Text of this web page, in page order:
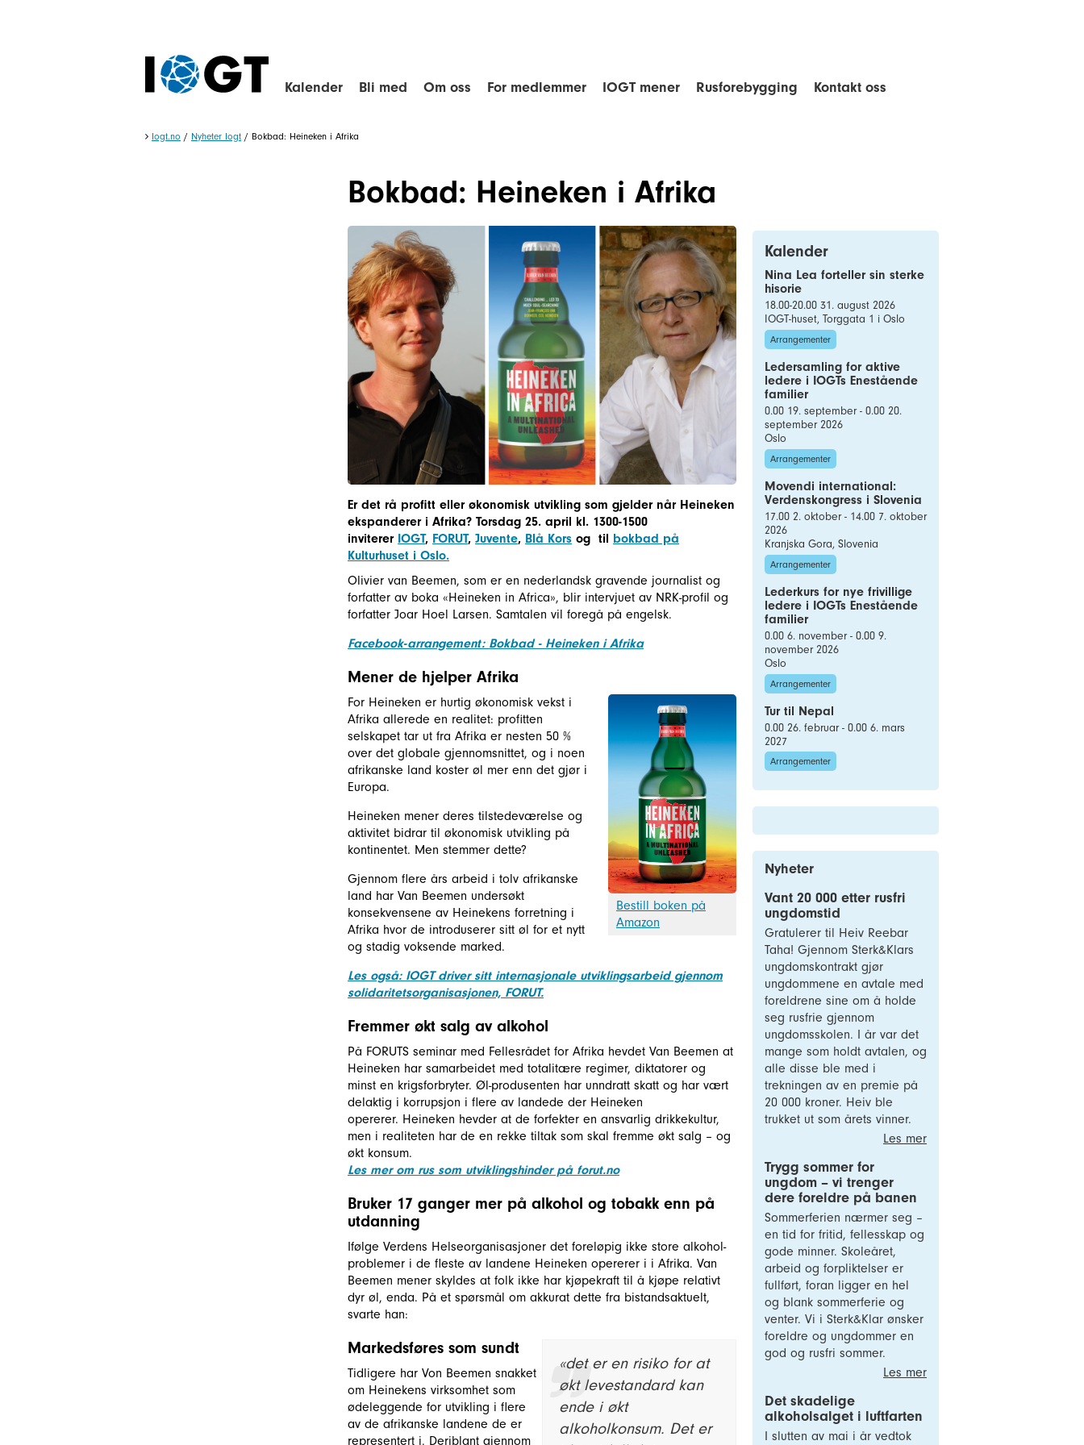
Kalender Bli med Om oss For medlemmer IOGT mener Rusforebygging Kontakt oss
Iogt.no / Nyheter Iogt / Bokbad: Heineken i Afrika
Bokbad: Heineken i Afrika
Er det rå profitt eller økonomisk utvikling som gjelder når Heineken
ekspanderer i Afrika? Torsdag 25. april kl. 1300-1500
inviterer IOGT, FORUT, Juvente, Blå Kors og til
bokbad på
Kulturhuset i Oslo.
Olivier van Beemen, som er en nederlandsk gravende journalist og
forfatter av boka «Heineken in Africa», blir intervjuet av NRK-profil og
forfatter Joar Hoel Larsen. Samtalen vil foregå på engelsk.
Facebook-arrangement: Bokbad - Heineken i Afrika
Mener de hjelper Afrika
Bestill boken på
Amazon
For Heineken er hurtig økonomisk vekst i
Afrika allerede en realitet: profitten
selskapet tar ut fra Afrika er nesten 50 %
over det globale gjennomsnittet, og i noen
afrikanske land koster øl mer enn det gjør i
Europa.
Heineken mener deres tilstedeværelse og
aktivitet bidrar til økonomisk utvikling på
kontinentet. Men stemmer dette?
Gjennom flere års arbeid i tolv afrikanske
land har Van Beemen undersøkt
konsekvensene av Heinekens forretning i
Afrika hvor de introduserer sitt øl for et nytt
og stadig voksende marked.
Les også: IOGT driver sitt internasjonale utviklingsarbeid gjennom
solidaritetsorganisasjonen, FORUT.
Fremmer økt salg av alkohol
På FORUTS seminar med Fellesrådet for Afrika hevdet Van Beemen at
Heineken har samarbeidet med totalitære regimer, diktatorer og
minst en krigsforbryter. Øl-produsenten har unndratt skatt og har vært
delaktig i korrupsjon i flere av landede der Heineken
opererer. Heineken hevder at de forfekter en ansvarlig drikkekultur,
men i realiteten har de en rekke tiltak som skal fremme økt salg – og
økt konsum.
Les mer om rus som utviklingshinder på forut.no
Bruker 17 ganger mer på alkohol og tobakk enn på
utdanning
Ifølge Verdens Helseorganisasjoner det foreløpig ikke store alkohol-
problemer i de fleste av landene Heineken opererer i i Afrika. Van
Beemen mener skyldes at folk ikke har kjøpekraft til å kjøpe relativt
dyr øl, enda. På et spørsmål om akkurat dette fra bistandsaktuelt,
svarte han:
«det er en risiko for at
økt levestandard kan
ende i økt
alkoholkonsum. Det er
Markedsføres som sundt
Tidligere har Von Beemen snakket
om Heinekens virksomhet som
ødeleggende for utvikling i flere
av de afrikanske landene de er
representert i. Deriblant gjennom
Kalender
Nina Lea forteller sin sterke
hisorie
18.00-20.00 31. august 2026
IOGT-huset, Torggata 1 i Oslo
Arrangementer
Ledersamling for aktive
ledere i IOGTs Enestående
familier
0.00 19. september - 0.00 20.
september 2026
Oslo
Arrangementer
Movendi international:
Verdenskongress i Slovenia
17.00 2. oktober - 14.00 7. oktober
2026
Kranjska Gora, Slovenia
Arrangementer
Lederkurs for nye frivillige
ledere i IOGTs Enestående
familier
0.00 6. november - 0.00 9.
november 2026
Oslo
Arrangementer
Tur til Nepal
0.00 26. februar - 0.00 6. mars
2027
Arrangementer
Nyheter
Vant 20 000 etter rusfri
ungdomstid
Gratulerer til Heiv Reebar
Taha! Gjennom Sterk&Klars
ungdomskontrakt gjør
ungdommene en avtale med
foreldrene sine om å holde
seg rusfrie gjennom
ungdomsskolen. I år var det
mange som holdt avtalen, og
alle disse ble med i
trekningen av en premie på
20 000 kroner. Heiv ble
trukket ut som årets vinner.
Les mer
Trygg sommer for
ungdom – vi trenger
dere foreldre på banen
Sommerferien nærmer seg –
en tid for fritid, fellesskap og
gode minner. Skoleåret,
arbeid og forpliktelser er
fullført, foran ligger en hel
og blank sommerferie og
venter. Vi i Sterk&Klar ønsker
foreldre og ungdommer en
god og rusfri sommer.
Les mer
Det skadelige
alkoholsalget i luftfarten
I slutten av mai i år vedtok